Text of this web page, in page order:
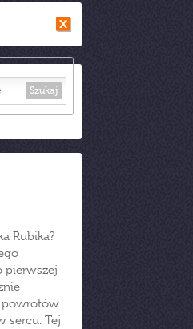
Szukaj
Rubika?
pierwszej
powrotów
sercu. Tej